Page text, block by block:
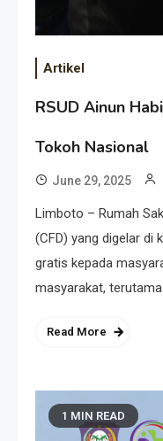
Artikel
RSUD Ainun
Tokoh Nasional
June 29, 2025
Limboto – Rumah
(CFD) yang digelar di
gratis kepada
masyarakat,
Read More
1 MIN READ